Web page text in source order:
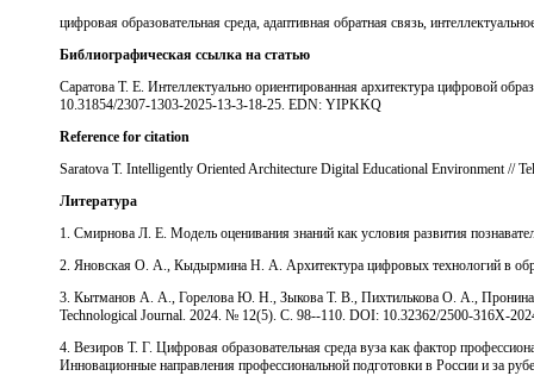
цифровая образовательная среда, адаптивная обратная связь,
Библиографическая ссылка на статью
Саратова Т. Е. Интеллектуально ориентированная архитектура цифровой
10.31854/2307-1303-2025-13-3-18-25. EDN: YIPKKQ
Reference for citation
Saratova T. Intelligently Oriented Architecture Digital Educational Environment
Литература
1. Смирнова Л. Е. Модель оценивания знаний как условия развития
2. Яновская О. А., Кыдырмина Н. А. Архитектура цифровых технологий в
3. Кытманов А. А., Горелова Ю. Н., Зыкова Т. В., Пихтилькова О. А., Пронина
Technological Journal. 2024. № 12(5). С. 98--110. DOI: 10.32362/2500-316X-
4. Везиров Т. Г. Цифровая образовательная среда вуза как фактор
Инновационные направления профессиональной подготовки в России и за